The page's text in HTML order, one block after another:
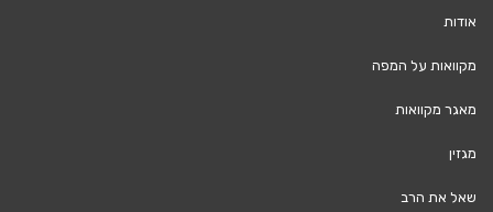
אודות
מקוואות על המפה
מאגר מקוואות
מגזין
שאל את הרב